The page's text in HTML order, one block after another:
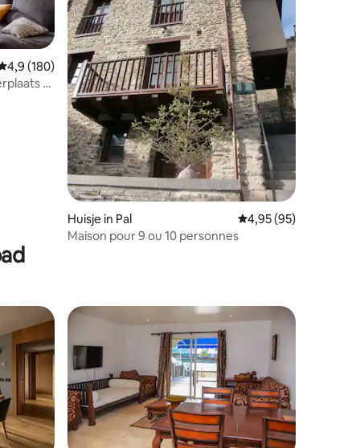
beoordeling van 4,9 uit 5, 180 recensies
4,9 (180)
&
Huisje in Pal Gemiddelde
4,95 (95)
Maison pour 9 ou 10 personnes